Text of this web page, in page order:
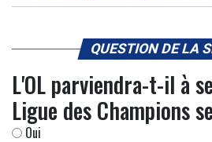
QUESTION DE LA
L'OL parviendra-t-il à
Ligue des Champions
Oui